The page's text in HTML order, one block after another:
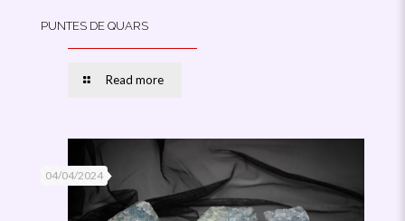
PUNTES DE QUARS
Read more
04/04/2024